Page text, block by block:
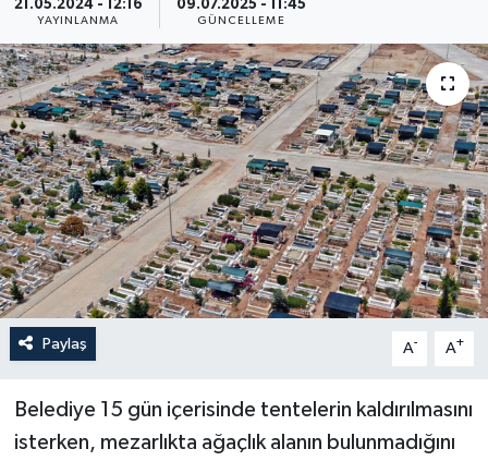
21.05.2024 - 12:16
YAYINLANMA
09.07.2025 - 11:45
GÜNCELLEME
Paylaş A- A+
Belediye 15 gün içerisinde tentelerin kaldırılmasını
isterken, mezarlıkta ağaçlık alanın bulunmadığını
Kültür Sanat
Magazin
Öğle Bülteni
Sağlık
Siyaset
Sosyal medya
Spor
Teknoloji
Televizyon